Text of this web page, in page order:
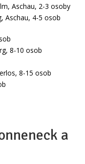
Aschau, 2-3 osoby
Aschau, 4-5 osob
8-10 osob
8-15 osob
a